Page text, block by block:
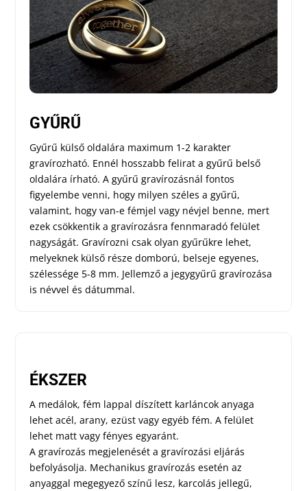
GYŰRŰ
Gyűrű külső oldalára maximum 1-2 karakter
gravírozható. Ennél hosszabb felirat a gyűrű belső
oldalára írható. A gyűrű gravírozásnál fontos
figyelembe venni, hogy milyen széles a gyűrű,
valamint, hogy van-e fémjel vagy névjel benne, mert
ezek csökkentik a gravírozásra fennmaradó felület
nagyságát. Gravírozni csak olyan gyűrűkre lehet,
melyeknek külső része domború, belseje egyenes,
szélessége 5-8 mm. Jellemző a jegygyűrű gravírozása
is névvel és dátummal.
ÉKSZER
A medálok, fém lappal díszített karláncok anyaga
lehet acél, arany, ezüst vagy egyéb fém. A felület
lehet matt vagy fényes egyaránt.
A gravírozás megjelenését a gravírozási eljárás
befolyásolja. Mechanikus gravírozás esetén az
anyaggal megegyező színű lesz, karcolás jellegű,